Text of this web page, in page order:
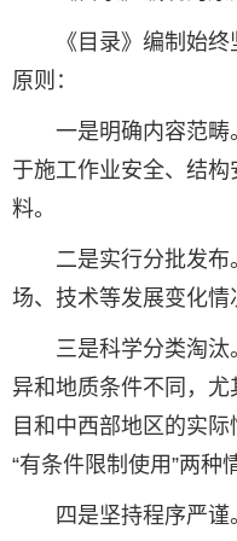
《目录》编制始
原则：
一是明确内容范畴
于施工作业安全、结
料。
二是实行分批发
场、技术等发展变化情
三是科学分类淘
异和地质条件不同，
目和中西部地区的实际
“有条件限制使用”两种
四是坚持程序严